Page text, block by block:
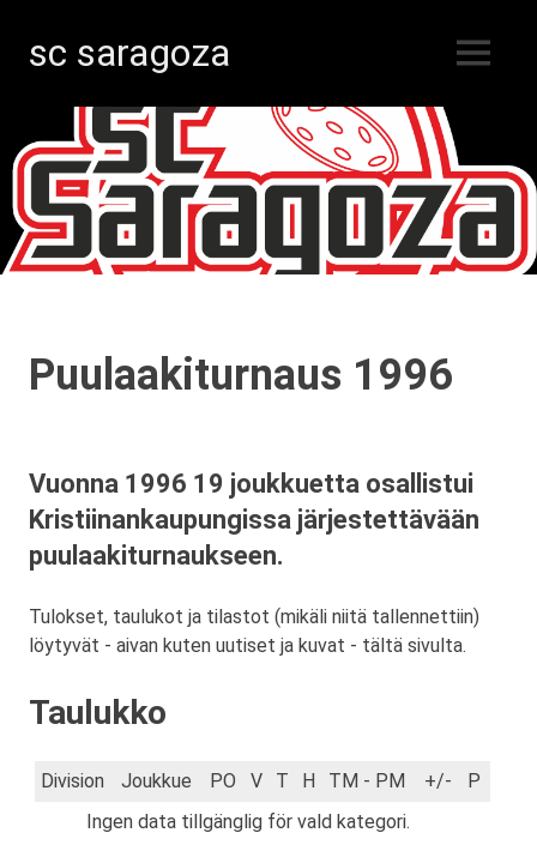
content
sc saragoza
Kristiinankaupungissa
vuodesta
1996
MENU
Puulaakiturnaus 1996
Vuonna 1996 19 joukkuetta osallistui
Kristiinankaupungissa järjestettävään
puulaakiturnaukseen.
Tulokset, taulukot ja tilastot (mikäli niitä tallennettiin)
löytyvät - aivan kuten uutiset ja kuvat - tältä sivulta.
Taulukko
Division Joukkue PO V T H TM - PM +/-
P
Ingen data tillgänglig för vald kategori.